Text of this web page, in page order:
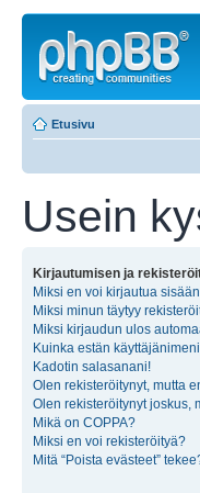
Etusivu
Usein
Kirjautumisen ja
Miksi en voi kirjautua
Miksi minun täytyy
Miksi kirjaudun ulos
Kuinka estän
Kadotin salasanani!
Olen rekisteröitynyt, mutta
Olen rekisteröitynyt joskus,
Mikä on COPPA?
Miksi en voi rekisteröityä?
Mitä “Poista evästeet”